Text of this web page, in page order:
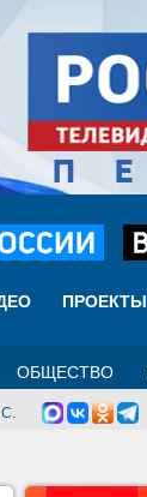
ПРОЕКТЫ
ОБЩЕСТВО